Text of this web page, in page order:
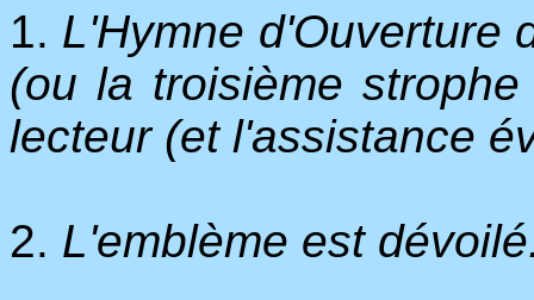
1. L'Hymne d'Ouverture
(ou la troisième
lecteur (et l'assistance
2. L'emblème est